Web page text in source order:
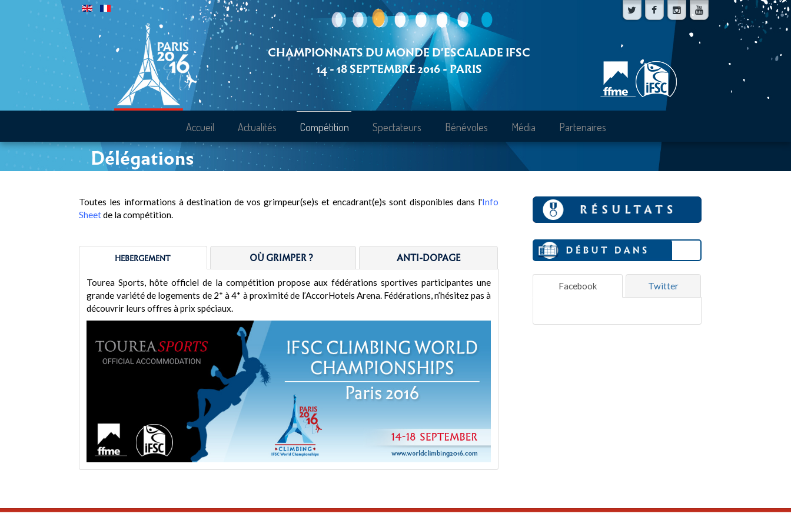
CHAMPIONNATS DU MONDE D'ESCALADE IFSC
14 - 18 SEPTEMBRE 2016 - PARIS
Accueil Actualités Compétition Spectateurs Bénévoles Média Partenaires
Délégations
Facebook Twitter
Toutes les informations à destination de vos grimpeur(se)s et encadrant(e)s sont disponibles dans l'Info
Sheetde la compétition.
HEBERGEMENT OÙ GRIMPER ? ANTI-DOPAGE
Tourea Sports, hôte officiel de la compétition propose aux fédérations sportives participantes une
grande variété de logements de 2* à 4* à proximité de l’AccorHotels Arena. Fédérations, n’hésitez pas à
découvrir leurs offres à prix spéciaux.